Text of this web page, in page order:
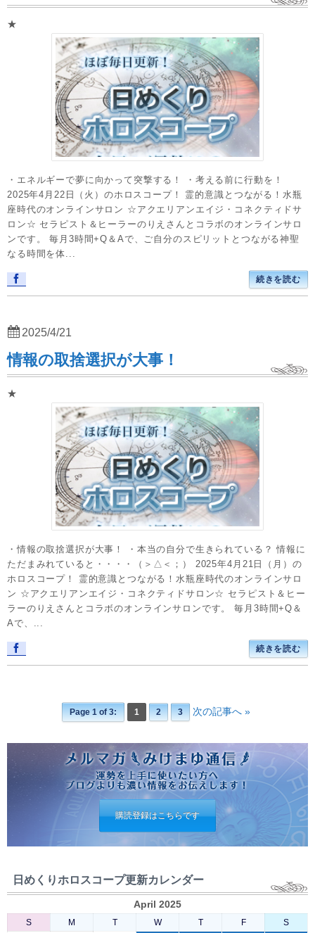
★
・エネルギーで夢に向かって突撃する！ ・考える前に行動を！
2025年4月22日（火）のホロスコープ！ 霊的意識とつながる！水瓶
座時代のオンラインサロン ☆アクエリアンエイジ・コネクティドサ
ロン☆ セラピスト＆ヒーラーのりえさんとコラボのオンラインサロ
ンです。 毎月3時間+Q＆Aで、ご自分のスピリットとつながる神聖
なる時間を体...
続きを読む
情報の取捨選択が大事！
★
・情報の取捨選択が大事！ ・本当の自分で生きられている？ 情報に
ただまみれていると・・・・（＞△＜；） 2025年4月21日（月）の
ホロスコープ！ 霊的意識とつながる！水瓶座時代のオンラインサロ
ン ☆アクエリアンエイジ・コネクティドサロン☆ セラピスト＆ヒー
ラーのりえさんとコラボのオンラインサロンです。 毎月3時間+Q＆
Aで、...
続きを読む
2025/4/21
Page 1 of 3: 1 2 3 次の記事へ »
購読登録はこちらです
日めくりホロスコープ更新カレンダー
April 2025
S M T W T F S